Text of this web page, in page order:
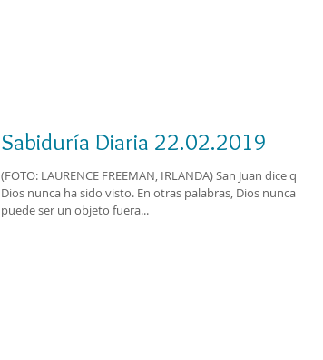
Sabiduría Diaria 22.02.2019
(FOTO: LAURENCE FREEMAN, IRLANDA) San Juan dice que
Dios nunca ha sido visto. En otras palabras, Dios nunca
puede ser un objeto fuera...